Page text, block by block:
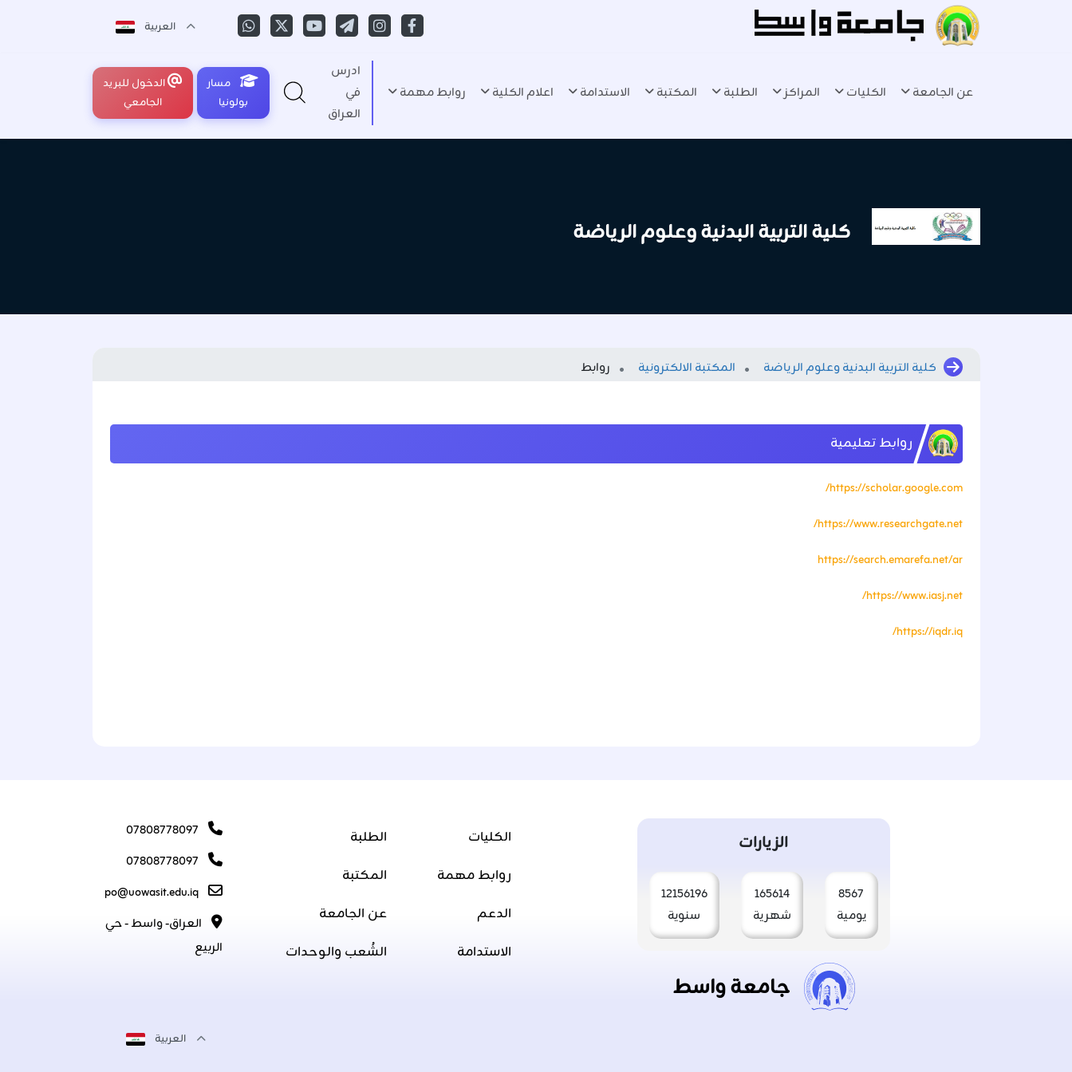
العربية
عن الجامعة الكليات المراكز الطلبة المكتبة الاستدامة اعلام الكلية روابط مهمة
ادرس
في
العراق
مسار
بولونيا
الدخول للبريد
الجامعي
كلية التربية البدنية وعلوم الرياضة
كلية التربية البدنية وعلوم الرياضة المكتبة الالكترونية روابط
روابط تعليمية
https://scholar.google.com/
https://www.researchgate.net/
https://search.emarefa.net/ar
https://www.iasj.net/
https://iqdr.iq/
الزيارات
8567
يومية
165614
شهرية
12156196
سنوية
جامعة واسط
الكليات
روابط مهمة
الدعم
الاستدامة
الطلبة
المكتبة
عن الجامعة
الشُعب والوحدات
07808778097
07808778097
po@uowasit.edu.iq
العراق- واسط - حي
الربيع
العربية